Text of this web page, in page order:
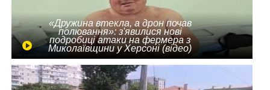
«Дружина втекла, а дрон почав
полювання»: з'явилися нові
подробиці атаки на фермера з
Миколаївщини у Херсоні (відео)